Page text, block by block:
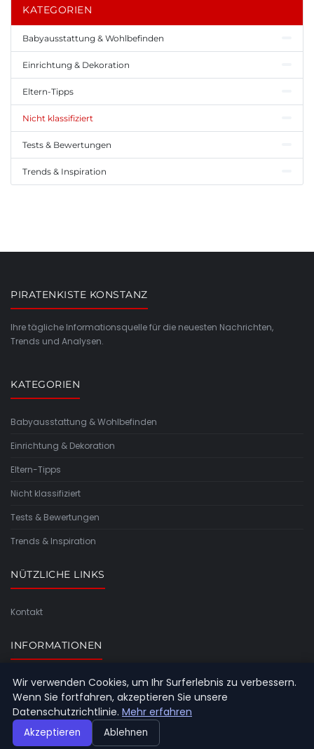
KATEGORIEN
Babyausstattung & Wohlbefinden
Einrichtung & Dekoration
Eltern-Tipps
Nicht klassifiziert
Tests & Bewertungen
Trends & Inspiration
PIRATENKISTE KONSTANZ
Ihre tägliche Informationsquelle für die neuesten Nachrichten,
Trends und Analysen.
KATEGORIEN
Babyausstattung & Wohlbefinden
Einrichtung & Dekoration
Eltern-Tipps
Nicht klassifiziert
Tests & Bewertungen
Trends & Inspiration
NÜTZLICHE LINKS
Kontakt
INFORMATIONEN
Seitenübersicht
© 2026 Piratenkiste Konstanz. Alle Rechte vorbehalten.
Wir verwenden Cookies, um Ihr Surferlebnis zu verbessern.
Wenn Sie fortfahren, akzeptieren Sie unsere
Datenschutzrichtlinie. Mehr erfahren
Akzeptieren Ablehnen